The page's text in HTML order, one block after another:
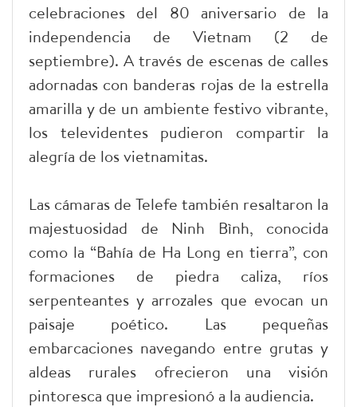
celebraciones del 80 aniversario de la
independencia de Vietnam (2 de
septiembre). A través de escenas de calles
adornadas con banderas rojas de la estrella
amarilla y de un ambiente festivo vibrante,
los televidentes pudieron compartir la
alegría de los vietnamitas.
Las cámaras de Telefe también resaltaron la
majestuosidad de Ninh Bình, conocida
como la “Bahía de Ha Long en tierra”, con
formaciones de piedra caliza, ríos
serpenteantes y arrozales que evocan un
paisaje poético. Las pequeñas
embarcaciones navegando entre grutas y
aldeas rurales ofrecieron una visión
pintoresca que impresionó a la audiencia.